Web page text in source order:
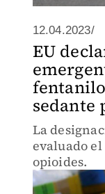
12.04.2023/
EU
sedante
La
evaluado
opioides.